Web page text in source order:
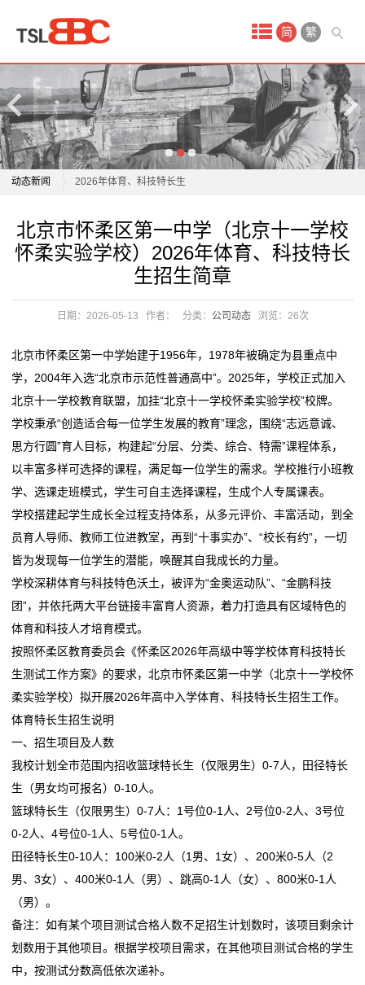
简 繁
动态新闻
北京市怀柔区第一中学（北京十一学校怀柔实验学校）
2026年体育、科技特长生
东莞专门矫治学校：转化成功率超过95%，“迷途少年”
离校半年创业当老板
全面推进健康学校建设研讨班举办
上海：力争到2027年，让每一所学校都成为“书香校园”
济南：打造新时代“好学校” 构建 “1+N” 工作体系
运城：让家门口好学校“加速落地”
有民办学校学费降低！广州7所民办学校收费标准获批
复
宁远一中崇德学校举行首届校园年俗文化节
2026年体育、科技特长生
虹口这所有着70年历史的学校，今天迎来新变化
东莞专门矫治学校：转化成功率超过95%，“迷途少年”
离校半年创业当老板
上海：力争到2027年，让每一所学校都成为“书香校园”
新田县茂家学校开展系列主题活动
济南：打造新时代“好学校” 构建 “1+N” 工作体系
运城：让家门口好学校“加速落地”
有民办学校学费降低！广州7所民办学校收费标准获批
复
宁远一中崇德学校举行首届校园年俗文化节
北京市怀柔区第一中学（北京十一学校
怀柔实验学校）2026年体育、科技特长
生招生简章
日期：2026-05-13 作者： 分类： 公司动态 浏览： 26次
北京市怀柔区第一中学始建于1956年，1978年被确定为县重点中
学，2004年入选“北京市示范性普通高中”。2025年，学校正式加入
北京十一学校教育联盟，加挂“北京十一学校怀柔实验学校”校牌。
学校秉承“创造适合每一位学生发展的教育”理念，围绕“志远意诚、
思方行圆”育人目标，构建起“分层、分类、综合、特需”课程体系，
以丰富多样可选择的课程，满足每一位学生的需求。学校推行小班教
学、选课走班模式，学生可自主选择课程，生成个人专属课表。
学校搭建起学生成长全过程支持体系，从多元评价、丰富活动，到全
员育人导师、教师工位进教室，再到“十事实办”、“校长有约”，一切
皆为发现每一位学生的潜能，唤醒其自我成长的力量。
学校深耕体育与科技特色沃土，被评为“金奥运动队”、“金鹏科技
团”，并依托两大平台链接丰富育人资源，着力打造具有区域特色的
体育和科技人才培育模式。
按照怀柔区教育委员会《怀柔区2026年高级中等学校体育科技特长
生测试工作方案》的要求，北京市怀柔区第一中学（北京十一学校怀
柔实验学校）拟开展2026年高中入学体育、科技特长生招生工作。
体育特长生招生说明
一、招生项目及人数
我校计划全市范围内招收篮球特长生（仅限男生）0-7人，田径特长
生（男女均可报名）0-10人。
篮球特长生（仅限男生）0-7人：1号位0-1人、2号位0-2人、3号位
0-2人、4号位0-1人、5号位0-1人。
田径特长生0-10人：100米0-2人（1男、1女）、200米0-5人（2
男、3女）、400米0-1人（男）、跳高0-1人（女）、800米0-1人
（男）。
备注：如有某个项目测试合格人数不足招生计划数时，该项目剩余计
划数用于其他项目。根据学校项目需求，在其他项目测试合格的学生
中，按测试分数高低依次递补。
产
品
中